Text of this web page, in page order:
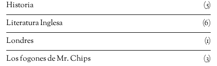
Historia
5
Literatura Inglesa
6
Londres
1
Los fogones de Mr. Chips
3